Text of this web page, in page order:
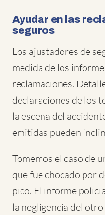
Ayudar en las
seguros
Los ajustadores de
medida de los
reclamaciones.
declaraciones de los
la escena del
emitidas pueden
Tomemos el caso de
que fue chocado por
pico. El informe
la negligencia del